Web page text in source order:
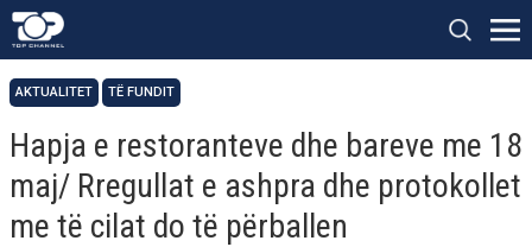
AKTUALITET TË FUNDIT
Hapja e restoranteve dhe bareve me 18
maj/ Rregullat e ashpra dhe protokollet
me të cilat do të përballen